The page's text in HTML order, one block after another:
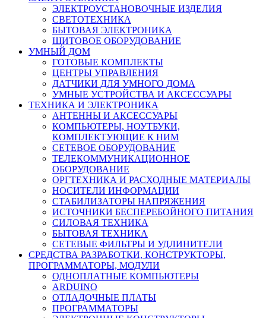
ЭЛЕКТРОУСТАНОВОЧНЫЕ ИЗДЕЛИЯ
СВЕТОТЕХНИКА
БЫТОВАЯ ЭЛЕКТРОНИКА
ЩИТОВОЕ ОБОРУДОВАНИЕ
УМНЫЙ ДОМ
ГОТОВЫЕ КОМПЛЕКТЫ
ЦЕНТРЫ УПРАВЛЕНИЯ
ДАТЧИКИ ДЛЯ УМНОГО ДОМА
УМНЫЕ УСТРОЙСТВА И АКСЕССУАРЫ
ТЕХНИКА И ЭЛЕКТРОНИКА
АНТЕННЫ И АКСЕССУАРЫ
КОМПЬЮТЕРЫ, НОУТБУКИ,
КОМПЛЕКТУЮЩИЕ К НИМ
СЕТЕВОЕ ОБОРУДОВАНИЕ
ТЕЛЕКОММУНИКАЦИОННОЕ
ОБОРУДОВАНИЕ
ОРГТЕХНИКА И РАСХОДНЫЕ МАТЕРИАЛЫ
НОСИТЕЛИ ИНФОРМАЦИИ
СТАБИЛИЗАТОРЫ НАПРЯЖЕНИЯ
ИСТОЧНИКИ БЕСПЕРЕБОЙНОГО ПИТАНИЯ
СИЛОВАЯ ТЕХНИКА
БЫТОВАЯ ТЕХНИКА
СЕТЕВЫЕ ФИЛЬТРЫ И УДЛИНИТЕЛИ
СРЕДСТВА РАЗРАБОТКИ, КОНСТРУКТОРЫ,
ПРОГРАММАТОРЫ, МОДУЛИ
ОДНОПЛАТНЫЕ КОМПЬЮТЕРЫ
ARDUINO
ОТЛАДОЧНЫЕ ПЛАТЫ
ПРОГРАММАТОРЫ